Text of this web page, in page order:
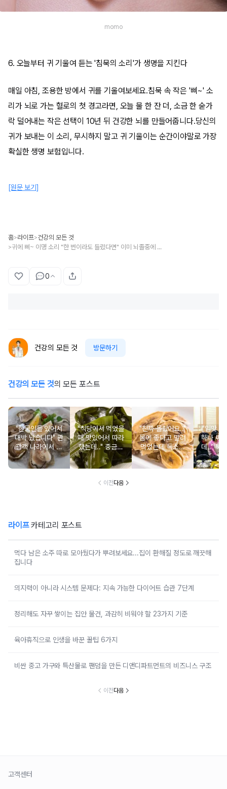
momo
6. 오늘부터 귀 기울여 듣는 '침묵의 소리'가 생명을 지킨다
매일 아침, 조용한 방에서 귀를 기울여보세요.침묵 속 작은 '삐~' 소
리가 뇌로 가는 혈로의 첫 경고라면, 오늘 물 한 잔 더, 소금 한 숟가
락 덜어내는 작은 선택이 10년 뒤 건강한 뇌를 만들어줍니다.당신의
귀가 보내는 이 소리, 무시하지 말고 귀 기울이는 순간이야말로 가장
확실한 생명 보험입니다.
[원문 보기]
홈>라이프>건강의 모든 것
> 귀에 삐~ 이명 소리 "한 번이라도 들렸다면" 이미 뇌졸중에 시작한 신호입니다
0
건강의 모든 것 방문하기
건강의 모든 것의 모든 포스트
"한국인들 있어서
대박 났습니다" 관
광객 나라에서 남
녀노소 보양식처
럼 먹는 음식
"식당에서 먹었을
때 맛있어서 따라
했는데.." 중금속
싹 다 빠질 줄 몰
랐어요
"진짜 몰랐어요.."
몸에 좋다고 말려
먹었는데 독소를
먹고 있었던 의외
의 음식
"입맛 없
하나 싸
데.." 북
외로 안
건
이전다음
라이프카테고리 포스트
먹다 남은 소주 따로 모아뒀다가 뿌려보세요...집이 환해질 정도로 깨끗해
집니다
의지력이 아니라 시스템 문제다: 지속 가능한 다이어트 습관 7단계
정리해도 자꾸 쌓이는 집안 물건, 과감히 비워야 할 23가지 기준
육아휴직으로 인생을 바꾼 꿀팁 6가지
비싼 중고 가구와 특산물로 팬덤을 만든 디앤디파트먼트의 비즈니스 구조
이전다음
고객센터